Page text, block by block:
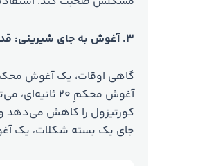
۳. آغوش به جای شیرینی:
گاهی اوقات، یک آغوش
آغوش محکمِ
کورتیزول را کاهش می‌دهد
جای یک بسته شکلات، یک آغوش محکمِ ۲۰